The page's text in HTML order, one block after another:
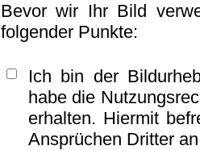
Bevor wir Ihr Bild
folgender Punkte:
Ich bin der
habe die
erhalten. Hiermit
Ansprüchen Dritter